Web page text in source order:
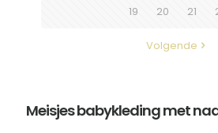
op
19
20 21
Volgende
Meisjes babykleding met